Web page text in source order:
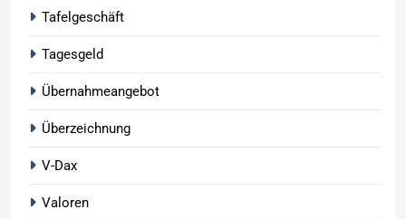
Tafelgeschäft
Tagesgeld
Übernahmeangebot
Überzeichnung
V-Dax
Valoren